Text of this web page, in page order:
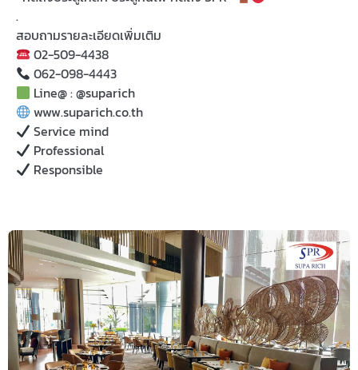
.
สอบถามรายละเอียดเพิ่มเติม
02-509-4438
062-098-4443
Line@ : @suparich
www.suparich.co.th
Service mind
Professional
Responsible